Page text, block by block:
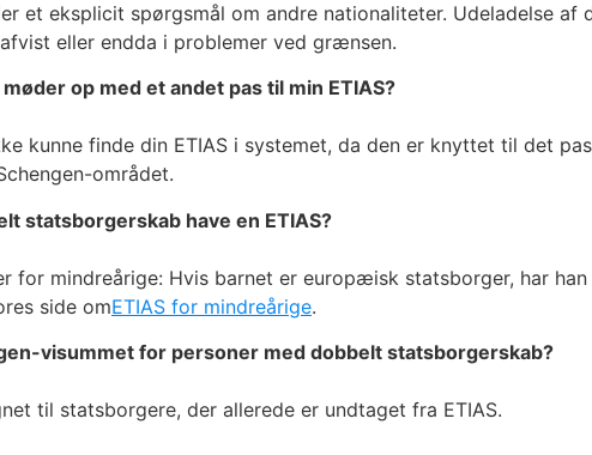
et eksplicit spørgsmål om andre nationaliteter. Udeladelse
eller endda i problemer ved grænsen.
op med et andet pas til min ETIAS?
kunne finde din ETIAS i systemet, da den er knyttet til det
området.
statsborgerskab have en ETIAS?
for mindreårige: Hvis barnet er europæisk statsborger, har
side omETIAS for mindreårige.
visummet for personer med dobbelt statsborgerskab?
til statsborgere, der allerede er undtaget fra ETIAS.